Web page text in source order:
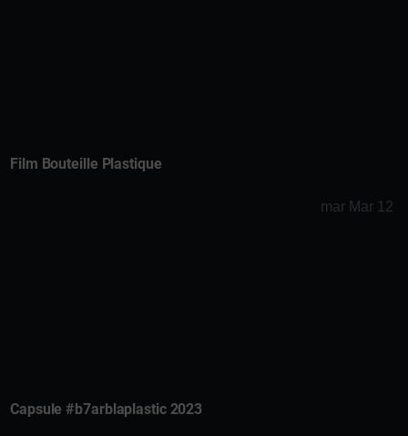
Film Bouteille Plastique
mar Mar 12
Capsule #b7arblaplastic 2023